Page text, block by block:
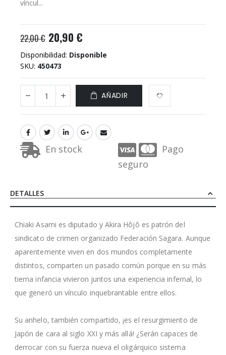
víncul...
22,00 € 20,90 €
Disponibilidad: Disponible
SKU 450473
AÑADIR
En stock
Pago
seguro
DETALLES
Chiaki Asami es diputado y Akira Hôjô es patrón del
sindicato de crimen organizado Federación Sagara. Aunque
aparentemente viven en dos mundos completamente
distintos, comparten un pasado común porque en su más
tierna infancia vivieron juntos una experiencia infernal, lo
que generó un vínculo inquebrantable entre ellos.
Su anhelo, también compartido, ¡es el resurgimiento de
Japón de cara al siglo XXI y más allá! ¿Serán capaces de
derrocar con su fuerza nueva el oligárquico sistema